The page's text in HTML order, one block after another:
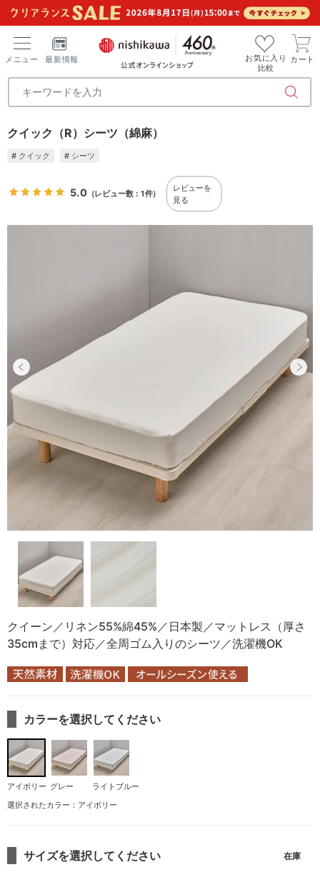
メニュー 最新情報
お気に入り
比較
カート
クイック（R）シーツ（綿麻）
# クイック # シーツ
5.0（レビュー数：1件）
レビューを
見る
クイーン／リネン55%綿45%／日本製／マットレス（厚さ
35cmまで）対応／全周ゴム入りのシーツ／洗濯機OK
カラーを選択してください
アイボリー グレー
ライトブルー
選択されたカラー：アイボリー
サイズを選択してください